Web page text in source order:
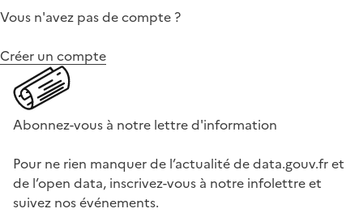
Vous n'avez pas de compte ?
Créer un compte
Abonnez-vous à notre lettre d'information
Pour ne rien manquer de l’actualité de data.gouv.fr et
de l’open data, inscrivez-vous à notre infolettre et
suivez nos événements.